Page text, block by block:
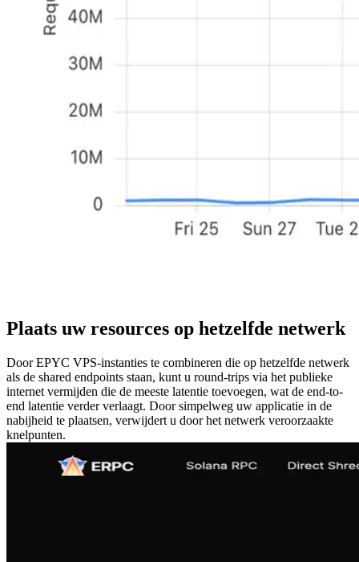
Plaats uw resources op hetzelfde netwerk
Door EPYC VPS-instanties te combineren die op hetzelfde netwerk
als de shared endpoints staan, kunt u round-trips via het publieke
internet vermijden die de meeste latentie toevoegen, wat de end-to-
end latentie verder verlaagt. Door simpelweg uw applicatie in de
nabijheid te plaatsen, verwijdert u door het netwerk veroorzaakte
knelpunten.